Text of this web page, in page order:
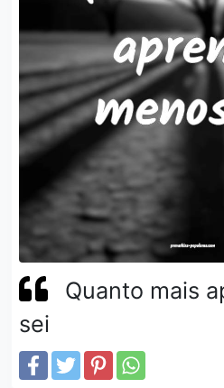
Quanto mais
sei